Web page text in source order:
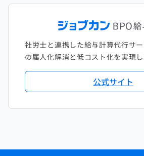
社労士と連携した給与計算代行サ
の属人化解消と低コスト化を実現し
公式サイト